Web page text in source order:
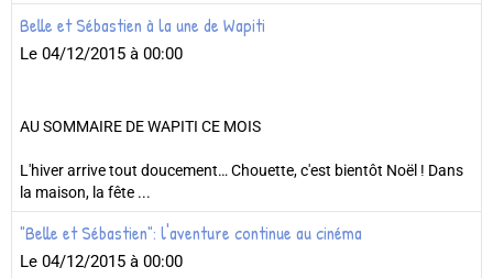
Belle et Sébastien à la une de Wapiti
Le 04/12/2015 à 00:00
AU SOMMAIRE DE WAPITI CE MOIS
L'hiver arrive tout doucement… Chouette, c'est bientôt Noël ! Dans
la maison, la fête ...
"Belle et Sébastien": l'aventure continue au cinéma
Le 04/12/2015 à 00:00